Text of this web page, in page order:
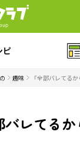
ピ
趣味 「全部バレてる
バレてる